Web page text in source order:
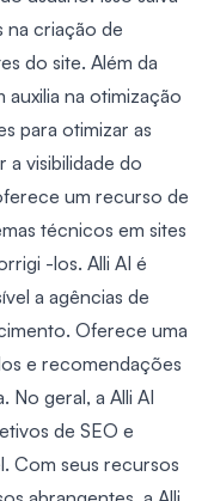
na criação de
do site. Além da
na otimização
para otimizar as
a visibilidade do
um recurso de
técnicos em sites
-los. Alli AI é
a agências de
Oferece uma
e recomendações
No geral, a Alli AI
de SEO e
Com seus recursos